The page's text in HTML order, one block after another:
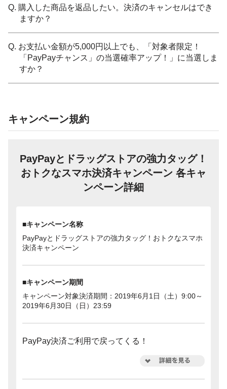
Q. 購入した商品を返品したい。決済のキャンセルはでき
ますか？
Q. お支払い金額が5,000円以上でも、「対象者限定！
「PayPayチャンス」の当選確率アップ！」に当選しま
すか？
キャンペーン規約
PayPayとドラッグストアの強力タッグ！
おトクなスマホ決済キャンペーン 各キャ
ンペーン詳細
■キャンペーン名称
PayPayとドラッグストアの強力タッグ！おトクなスマホ
決済キャンペーン
■キャンペーン期間
キャンペーン対象決済期間：2019年6月1日（土）9:00～
2019年6月30日（日）23:59
PayPay決済ご利用で戻ってくる！